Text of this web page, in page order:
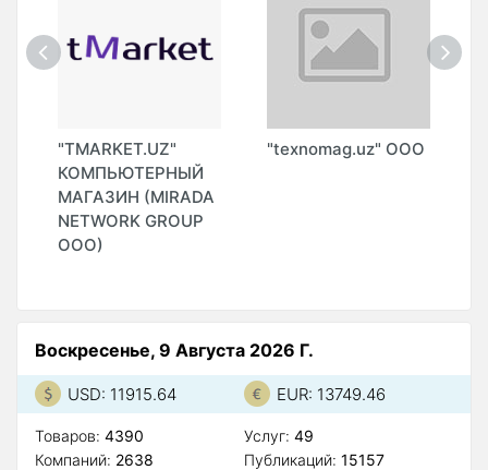
"TMARKET.UZ"
КОМПЬЮТЕРНЫЙ
МАГАЗИН (MIRADA
NETWORK GROUP
ООО)
"texnomag.uz" ООО
Воскресенье, 9 Августа 2026 Г.
USD: 11915.64 EUR: 13749.46
Товаров: 4390
Компаний: 2638
Услуг: 49
Публикаций: 15157